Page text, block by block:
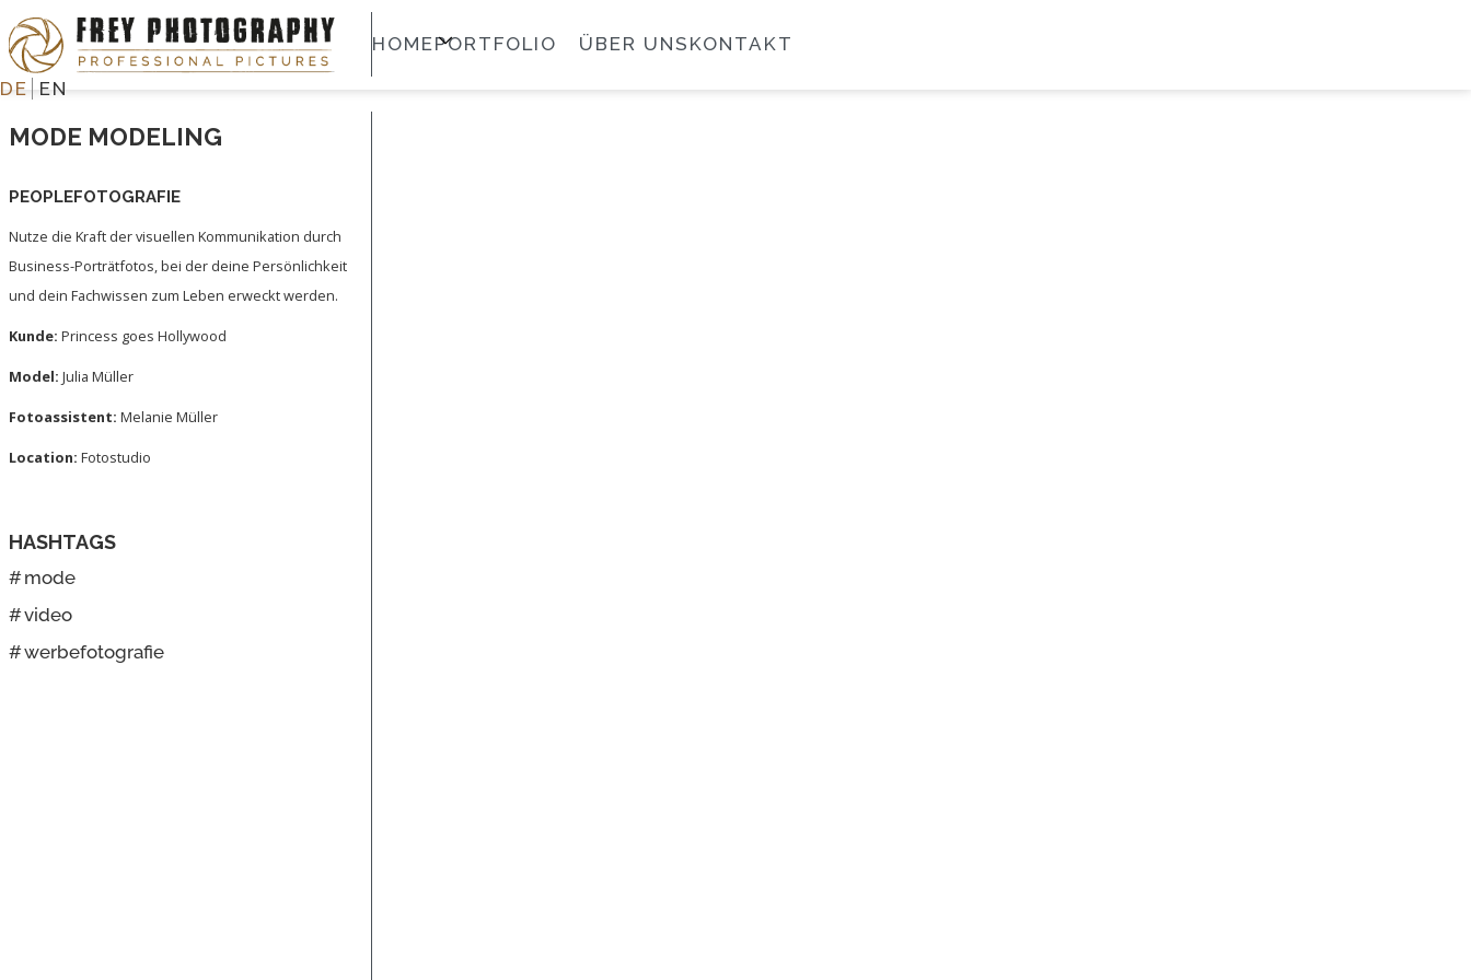
HOMEPORTFOLIO ÜBER UNS KONTAKT
DE EN
MODE MODELING
PEOPLEFOTOGRAFIE
Nutze die Kraft der visuellen Kommunikation durch
Business-Porträtfotos, bei der deine Persönlichkeit
und dein Fachwissen zum Leben erweckt werden.
Kunde: Princess goes Hollywood
Model: Julia Müller
Fotoassistent: Melanie Müller
Location: Fotostudio
HASHTAGS
#mode
#video
#werbefotografie